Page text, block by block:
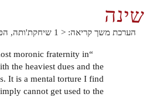
שינה
הערכת משך קריאה: < 1 שיחקת'ותה,
moronic fraternity in
the heaviest dues and the
It is a mental torture I find
cannot get used to the